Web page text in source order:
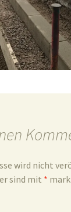
wird nicht
sind mit *